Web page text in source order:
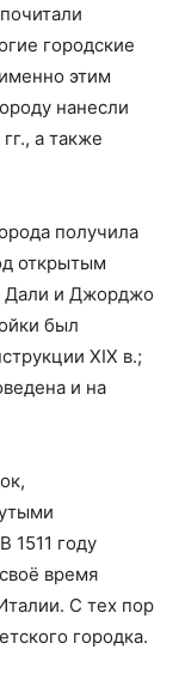
городские
этим
нанесли
а также
получила
открытым
Дали и Джорджо
был
XIX в.;
и на
1511 году
время
С тех пор
городка.